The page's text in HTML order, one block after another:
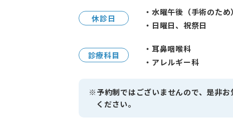
休診日
・水曜午後（手術のため）
・日曜日、祝祭日
診療科目
・耳鼻咽喉科
・アレルギー科
※予約制ではございませんので、是非お
ください。